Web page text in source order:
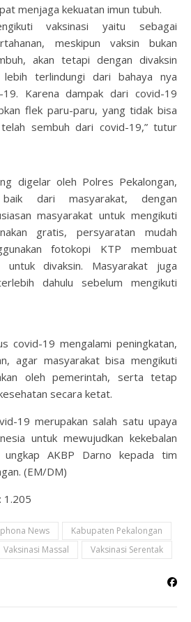
menjaga kekuatan imun tubuh.
vaksinasi yaitu sebagai
meskipun vaksin bukan
akan tetapi dengan divaksin
terlindungi dari bahaya nya
Karena dampak dari covid-19
flek paru-paru, yang tidak bisa
telah sembuh dari covid-19,” tutur
digelar oleh Polres Pekalongan,
dari masyarakat, dengan
masyarakat untuk mengikuti
gratis, persyaratan mudah
fotokopi KTP membuat
untuk divaksin. Masyarakat juga
dahulu sebelum mengikuti
covid-19 mengalami peningkatan,
agar masyarakat bisa mengikuti
oleh pemerintah, serta tetap
secara ketat.
19 merupakan salah satu upaya
untuk mewujudkan kekebalan
ungkap AKBP Darno kepada tim
(EM/DM)
1.205
News
Kabupaten Pekalongan
Vaksinasi Massal Vaksinasi Serentak